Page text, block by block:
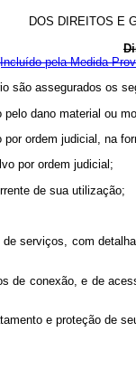
DOS DIREITOS E
pela Medida
são assegurados os
dano material ou
ordem judicial, na
por ordem judicial;
de sua utilização;
serviços, com
conexão, e de
e proteção de